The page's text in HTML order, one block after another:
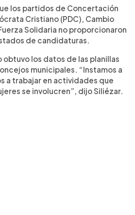
los partidos de Concertación
Cristiano (PDC), Cambio
Solidaria no proporcionaron
de candidaturas.
obtuvo los datos de las planillas
municipales. “Instamos a
a trabajar en actividades que
se involucren”, dijo Siliézar.